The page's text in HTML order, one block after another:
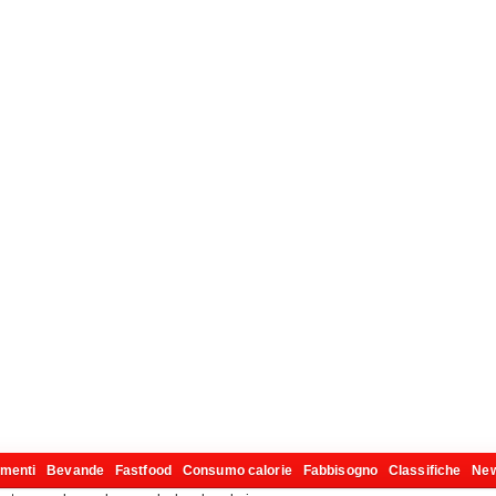
Bevande Fastfood Consumo calorie Fabbisogno Classifiche